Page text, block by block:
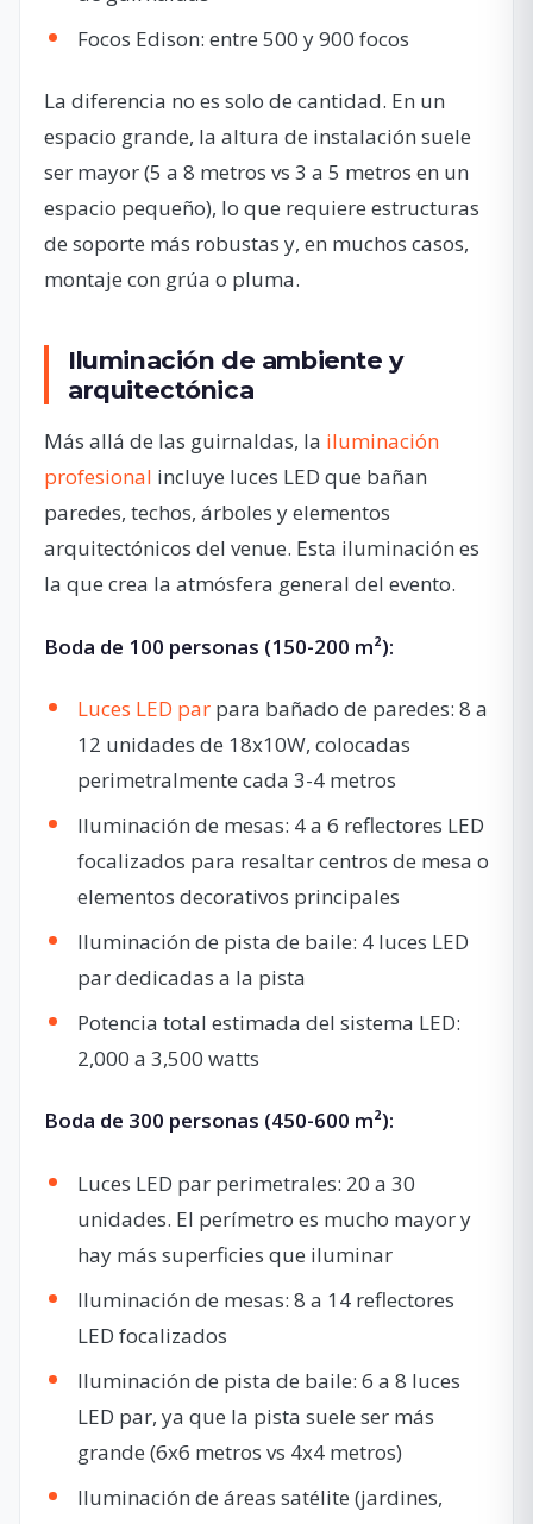
Focos Edison: entre 500 y 900 focos
La diferencia no es solo de cantidad. En un
espacio grande, la altura de instalación suele
ser mayor (5 a 8 metros vs 3 a 5 metros en un
espacio pequeño), lo que requiere estructuras
de soporte más robustas y, en muchos casos,
montaje con grúa o pluma.
Iluminación de ambiente y
arquitectónica
Más allá de las guirnaldas, la iluminación
profesional incluye luces LED que bañan
paredes, techos, árboles y elementos
arquitectónicos del venue. Esta iluminación es
la que crea la atmósfera general del evento.
Boda de 100 personas (150-200 m²):
Luces LED par para bañado de paredes: 8 a
12 unidades de 18x10W, colocadas
perimetralmente cada 3-4 metros
Iluminación de mesas: 4 a 6 reflectores LED
focalizados para resaltar centros de mesa o
elementos decorativos principales
Iluminación de pista de baile: 4 luces LED
par dedicadas a la pista
Potencia total estimada del sistema LED:
2,000 a 3,500 watts
Boda de 300 personas (450-600 m²):
Luces LED par perimetrales: 20 a 30
unidades. El perímetro es mucho mayor y
hay más superficies que iluminar
Iluminación de mesas: 8 a 14 reflectores
LED focalizados
Iluminación de pista de baile: 6 a 8 luces
LED par, ya que la pista suele ser más
grande (6x6 metros vs 4x4 metros)
Iluminación de áreas satélite (jardines,